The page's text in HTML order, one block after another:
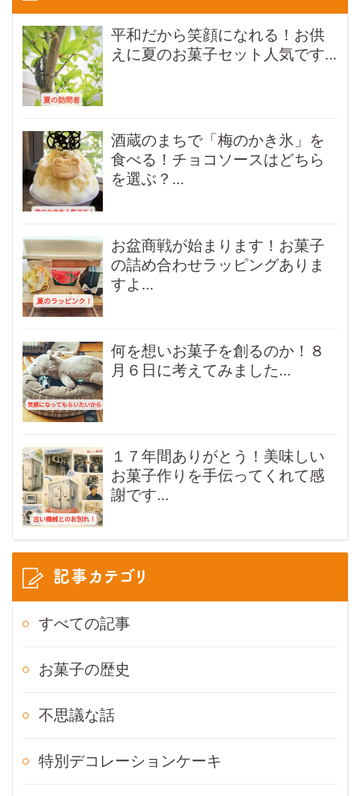
平和だから笑顔になれる！お供
えに夏のお菓子セット人気です...
酒蔵のまちで「梅のかき氷」を
食べる！チョコソースはどちら
を選ぶ？...
お盆商戦が始まります！お菓子
の詰め合わせラッピングありま
すよ...
何を想いお菓子を創るのか！８
月６日に考えてみました...
１７年間ありがとう！美味しい
お菓子作りを手伝ってくれて感
謝です...
記事カテゴリ
すべての記事
お菓子の歴史
不思議な話
特別デコレーションケーキ